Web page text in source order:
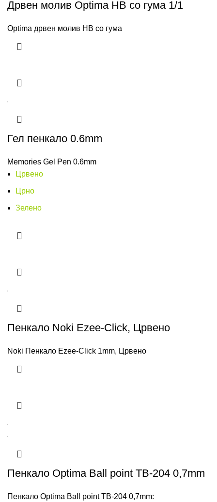
Дрвен молив Optima HB со гума 1/1
Optima дрвен молив HB со гума
Гел пенкало 0.6mm
Memories Gel Pen 0.6mm
Црвено
Црно
Зелено
Пенкало Noki Ezee-Click, Црвено
Noki Пенкало Ezee-Click 1mm, Црвено
Пенкало Optima Ball point TB-204 0,7mm
Пенкало Optima Ball point TB-204 0,7mm: